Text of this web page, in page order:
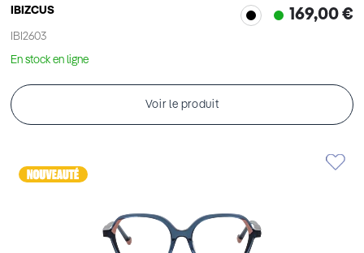
IBIZCUS
IBI2603
169,00 €
En stock en ligne
Voir le produit